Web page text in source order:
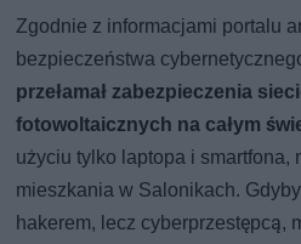
Zgodnie z informacjami portalu
bezpieczeństwa
przełamał zabezpieczenia
fotowoltaicznych na całym
użyciu tylko laptopa i smartfona,
mieszkania w Salonikach.
hakerem, lecz cyberprzestępcą,